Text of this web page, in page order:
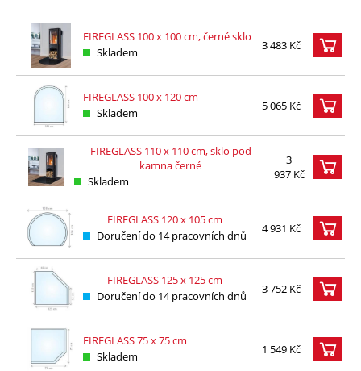
FIREGLASS 100 x 100 cm, černé sklo
Skladem
3 483 Kč
FIREGLASS 100 x 120 cm
Skladem
5 065 Kč
FIREGLASS 110 x 110 cm, sklo pod
kamna černé
Skladem
3
937 Kč
FIREGLASS 120 x 105 cm
Doručení do 14 pracovních dnů
4 931 Kč
FIREGLASS 125 x 125 cm
Doručení do 14 pracovních dnů
3 752 Kč
FIREGLASS 75 x 75 cm
Skladem
1 549 Kč